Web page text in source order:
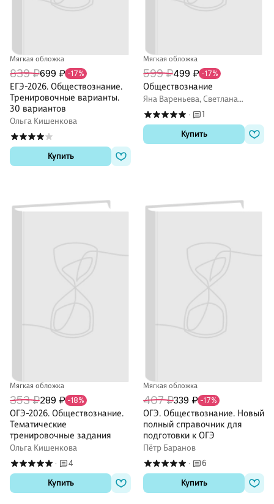
Мягкая обложка
839 ₽699 ₽ -17%
ЕГЭ-2026. Обществознание.
Тренировочные варианты.
30 вариантов
Ольга Кишенкова
Купить
Мягкая обложка
599 ₽499 ₽ -17%
Обществознание
Яна Вареньева, Светлана
Гришкевич
·
1
Купить
Мягкая обложка
353 ₽289 ₽ -18%
ОГЭ-2026. Обществознание.
Тематические
тренировочные задания
Ольга Кишенкова
·
4
Купить
Мягкая обложка
407 ₽339 ₽ -17%
ОГЭ. Обществознание. Новый
полный справочник для
подготовки к ОГЭ
Пётр Баранов
·
6
Купить